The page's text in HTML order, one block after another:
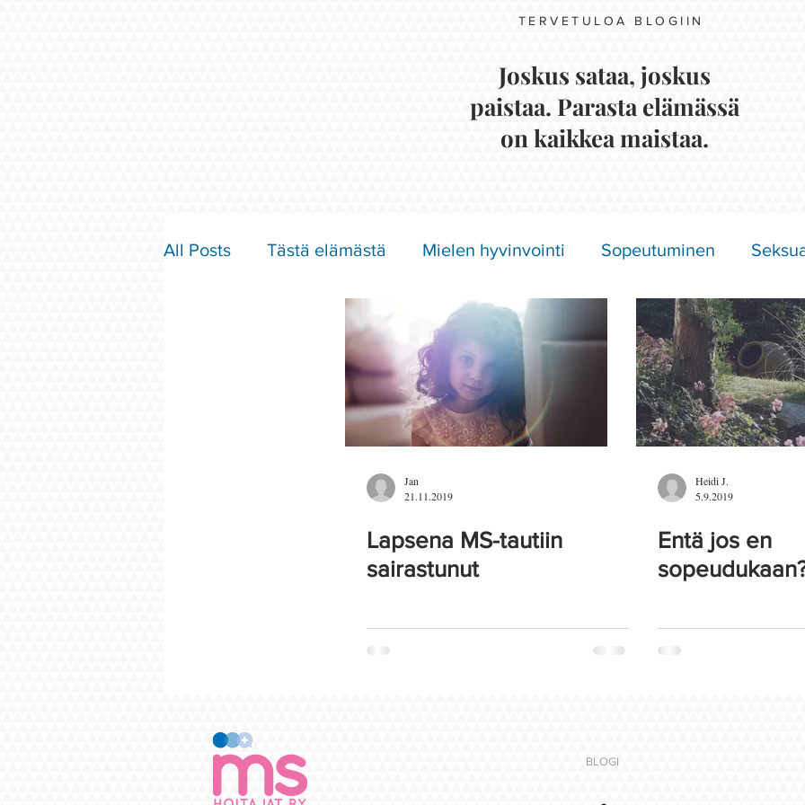
TERVETULOA BLOGIIN
Joskus sataa, joskus
paistaa. Parasta elämässä
on kaikkea maistaa.
All Posts Tästä elämästä Mielen hyvinvointi Sopeutuminen
Parisuhde ja rakkaus Näkymättömät oireet
Jan
21.11.2019
Lapsena MS-tautiin
sairastunut
Heidi J.
5.9.2019
Entä jos en
BLOGI